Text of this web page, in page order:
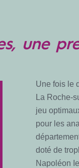
une
Une fois le
La Roche-
jeu
pour les
doté de
Napoléon